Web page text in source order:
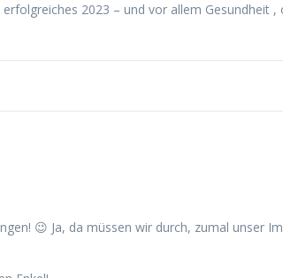
2023 – und vor allem Gesundheit ,
😉 Ja, da müssen wir durch, zumal unser